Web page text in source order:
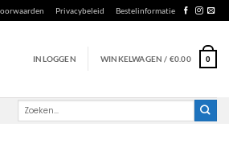
Privacybeleid Bestelinformatie
INLOGGEN WINKELWAGEN / €0.00 0
Zoeken